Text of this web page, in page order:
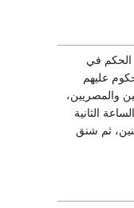
الحكم في
عليهم
والمصريين،
الثانية
ثم شنق